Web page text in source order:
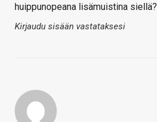
huippunopeana lisämuistina siellä?
Kirjaudu sisään vastataksesi